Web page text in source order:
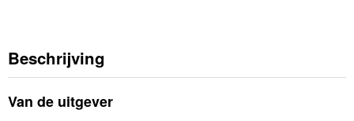
Beschrijving
Van de uitgever